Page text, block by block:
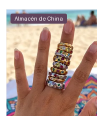
Almacén de China